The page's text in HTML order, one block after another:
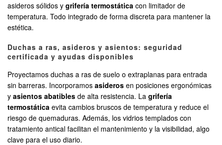
asideros sólidos y grifería termostática con limitador de
temperatura. Todo integrado de forma discreta para mantener la
estética.
Duchas a ras, asideros y asientos: seguridad
certificada y ayudas disponibles
Proyectamos duchas a ras de suelo o extraplanas para entrada
sin barreras. Incorporamos asideros en posiciones ergonómicas
y asientos abatibles de alta resistencia. La grifería
termostática evita cambios bruscos de temperatura y reduce el
riesgo de quemaduras. Además, los vidrios templados con
tratamiento antical facilitan el mantenimiento y la visibilidad, algo
clave para el uso diario.